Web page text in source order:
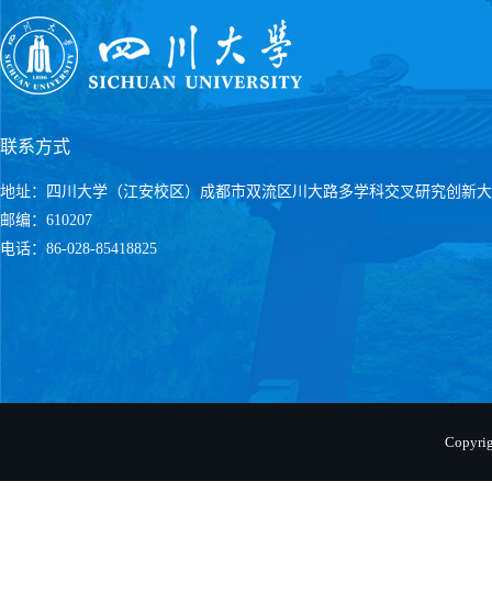
联系方式
地址：四川大学（江安校区）成都市双流区川大路多学科交叉研究创新
邮编：610207
电话：86-028-85418825